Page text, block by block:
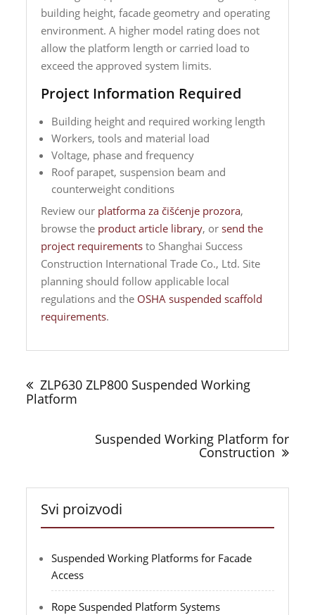
building height, facade geometry and operating
environment. A higher model rating does not
allow the platform length or carried load to
exceed the approved system limits.
Project Information Required
Building height and required working length
Workers, tools and material load
Voltage, phase and frequency
Roof parapet, suspension beam and
counterweight conditions
Review our platforma za čišćenje prozora,
browse the product article library, orsend the
project requirements to Shanghai Success
Construction International Trade Co., Ltd. Site
planning should follow applicable local
regulations and the OSHA suspended scaffold
requirements.
ZLP630 ZLP800 Suspended Working
Platform
Suspended Working Platform for
Construction
Svi proizvodi
Suspended Working Platforms for Facade
Access
Rope Suspended Platform Systems